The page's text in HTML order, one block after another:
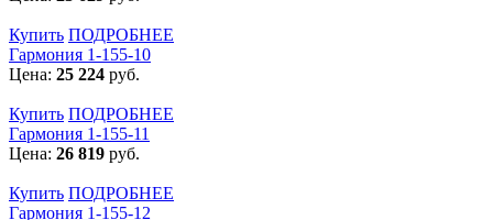
Купить ПОДРОБНЕЕ
Гармония 1-155-10
Цена: 25 224 руб.
Купить ПОДРОБНЕЕ
Гармония 1-155-11
Цена: 26 819 руб.
Купить ПОДРОБНЕЕ
Гармония 1-155-12